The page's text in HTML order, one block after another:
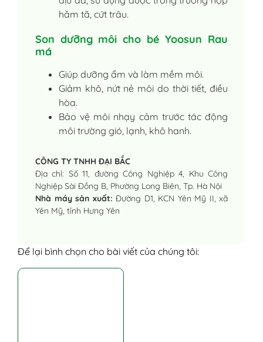
hăm tã, cứt trâu.
Son dưỡng môi cho bé Yoosun Rau
má
Giúp dưỡng ẩm và làm mềm môi.
Giảm khô, nứt nẻ môi do thời tiết, điều
hòa.
Bảo vệ môi nhạy cảm trước tác động
môi trường gió, lạnh, khô hanh.
CÔNG TY TNHH ĐẠI BẮC
Địa chỉ: Số 11, đường Công Nghiệp 4, Khu Công
Nghiệp Sài Đồng B, Phường Long Biên, Tp. Hà Nội
Nhà máy sản xuất: Đường D1, KCN Yên Mỹ II, xã
Yên Mỹ, tỉnh Hưng Yên
Để lại bình chọn cho bài viết của chúng tôi: